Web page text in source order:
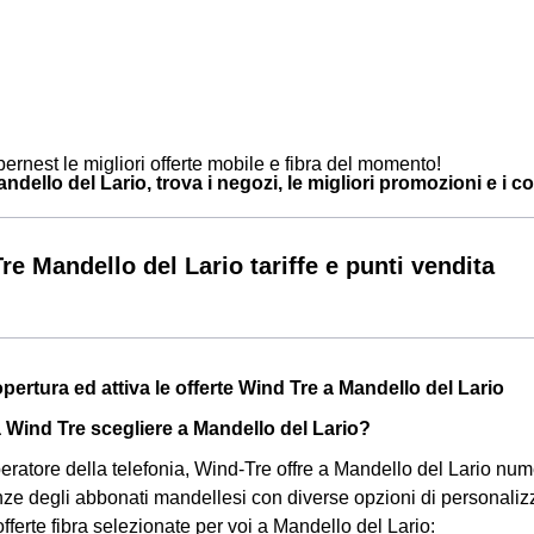
le migliori offerte mobile e fibra del momento!
del Lario, trova i negozi, le migliori promozioni e i
Mandello del Lario tariffe e punti vendita
ed attiva le offerte Wind Tre a Mandello del Lario
Wind Tre scegliere a Mandello del Lario?
della telefonia, Wind-Tre offre a Mandello del Lario
degli abbonati mandellesi con diverse opzioni di
fibra selezionate per voi a Mandello del Lario: